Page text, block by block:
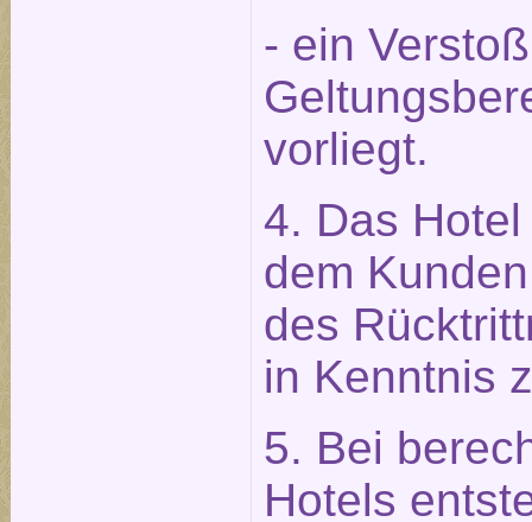
- ein
vorliegt.
4. Das
dem
des
in Kenntnis
5. Bei
Hotels